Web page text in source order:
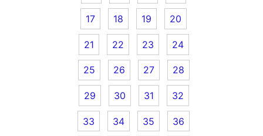
17 18 19 20
21 22 23 24
25 26 27 28
29 30 31 32
33 34 35 36